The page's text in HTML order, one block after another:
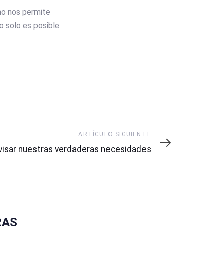
nos permite
solo es posible:
ARTÍCULO SIGUIENTE
nuestras verdaderas necesidades